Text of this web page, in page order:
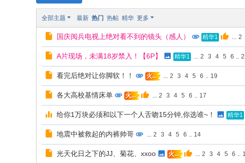
全部主题 最新 热门 热帖 精华 更多
国庆阅兵电视上绝对看不到的镜头（感人） 精华1 ... 2
A片现场，未满18岁禁入！【6P】 精华1 ... 2 3 4 5 6 ..
看完后绝对让你脚软！！ 火... ... 2 3 4 5 6 .. 19
各大高校基情床单 火... ... 2 3 4 5 6 .. 17
给你1万块必须和以下一个人舌吻15分钟,你选谁~！ 精华1
地震中被救起的内裤帅哥 ... 2 3 4 5 6 .. 14
光天化日之下的JJ、菊花、xxoo 火... ... 2 3 4 5 6 ..